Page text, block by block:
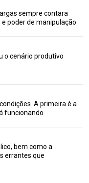
sempre contara
poder de manipulação
o cenário produtivo
A primeira é a
funcionando
bem como a
errantes que